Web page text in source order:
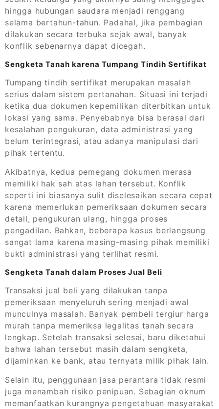
hingga hubungan saudara menjadi renggang
selama bertahun-tahun. Padahal, jika pembagian
dilakukan secara terbuka sejak awal, banyak
konflik sebenarnya dapat dicegah.
Sengketa Tanah karena Tumpang Tindih Sertifikat
Tumpang tindih sertifikat merupakan masalah
serius dalam sistem pertanahan. Situasi ini terjadi
ketika dua dokumen kepemilikan diterbitkan untuk
lokasi yang sama. Penyebabnya bisa berasal dari
kesalahan pengukuran, data administrasi yang
belum terintegrasi, atau adanya manipulasi dari
pihak tertentu.
Akibatnya, kedua pemegang dokumen merasa
memiliki hak sah atas lahan tersebut. Konflik
seperti ini biasanya sulit diselesaikan secara cepat
karena memerlukan pemeriksaan dokumen secara
detail, pengukuran ulang, hingga proses
pengadilan. Bahkan, beberapa kasus berlangsung
sangat lama karena masing-masing pihak memiliki
bukti administrasi yang terlihat resmi.
Sengketa Tanah dalam Proses Jual Beli
Transaksi jual beli yang dilakukan tanpa
pemeriksaan menyeluruh sering menjadi awal
munculnya masalah. Banyak pembeli tergiur harga
murah tanpa memeriksa legalitas tanah secara
lengkap. Setelah transaksi selesai, baru diketahui
bahwa lahan tersebut masih dalam sengketa,
dijaminkan ke bank, atau ternyata milik pihak lain.
Selain itu, penggunaan jasa perantara tidak resmi
juga menambah risiko penipuan. Sebagian oknum
memanfaatkan kurangnya pengetahuan masyarakat